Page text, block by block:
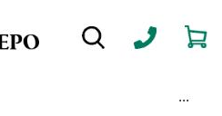
...